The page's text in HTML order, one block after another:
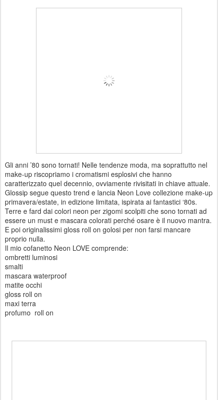
Gli anni ’80 sono tornati! Nelle tendenze moda, ma soprattutto nel
make-up riscopriamo i cromatismi esplosivi che hanno
caratterizzato quel decennio, ovviamente rivisitati in chiave attuale.
Glossip segue questo trend e lancia Neon Love collezione make-up
primavera/estate, in edizione limitata, ispirata ai fantastici ‘80s.
Terre e fard dai colori neon per zigomi scolpiti che sono tornati ad
essere un must e mascara colorati perché osare è il nuovo mantra.
E poi originalissimi gloss roll on golosi per non farsi mancare
proprio nulla.
Il mio cofanetto Neon LOVE comprende:
ombretti luminosi
smalti
mascara waterproof
matite occhi
gloss roll on
maxi terra
profumo roll on